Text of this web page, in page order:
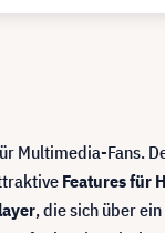
Multimedia-Fans.
Features für
, die sich über